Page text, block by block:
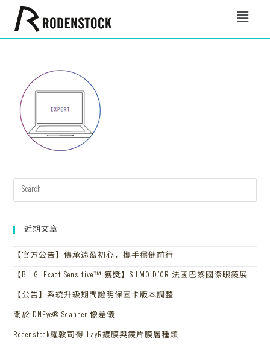
近期文章
【官方公告】傳承遠盈初心，攜手穩健前行
【B.I.G. Exact Sensitive™ 獲獎】SILMO D’OR 法國巴黎國際眼鏡展
【公告】系統升級期間證明保固卡版本調整
關於 DNEye® Scanner 像差儀
Rodenstock羅敦司得-LayR鍍膜與鏡片膜層種類